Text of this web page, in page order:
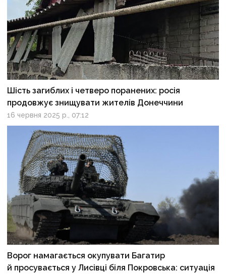
Шість загиблих і четверо поранених: росія
продовжує знищувати жителів Донеччини
16 червня 2025 р., 07:12
Ворог намагається окупувати Багатир
й просувається у Лисівці біля Покровська: ситуація